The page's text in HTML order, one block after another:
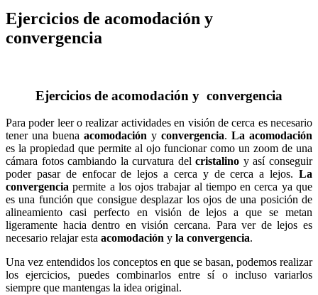
Ejercicios de acomodación y
convergencia
Ejercicios de acomodación y convergencia
Para poder leer o realizar actividades en visión de cerca es necesario
tener una buena acomodación y convergencia. La acomodación
es la propiedad que permite al ojo funcionar como un zoom de una
cámara fotos cambiando la curvatura delcristalino y así conseguir
poder pasar de enfocar de lejos a cerca y de cerca a lejos. La
convergencia permite a los ojos trabajar al tiempo en cerca ya que
es una función que consigue desplazar los ojos de una posición de
alineamiento casi perfecto en visión de lejos a que se metan
ligeramente hacia dentro en visión cercana. Para ver de lejos es
necesario relajar esta acomodación y la convergencia.
Una vez entendidos los conceptos en que se basan, podemos realizar
los ejercicios, puedes combinarlos entre sí o incluso variarlos
siempre que mantengas la idea original.